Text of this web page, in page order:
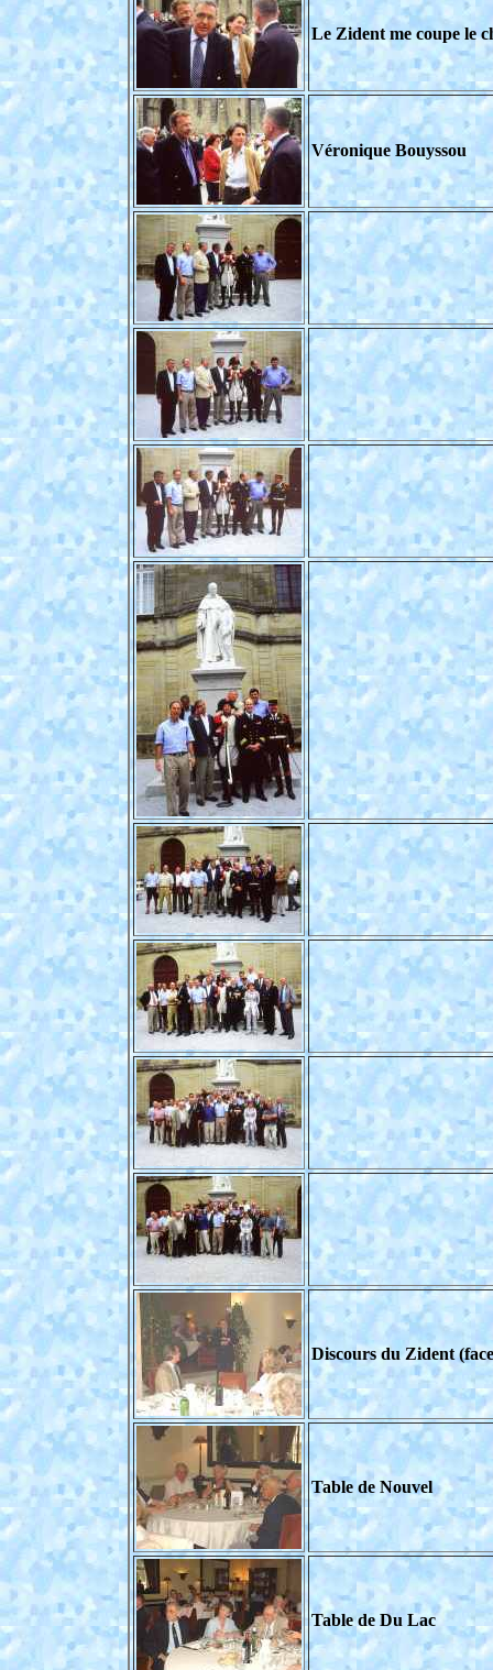
Le Zident me coupe le
Véronique Bouyssou
Discours du Zident
Table de Nouvel
Table de Du Lac